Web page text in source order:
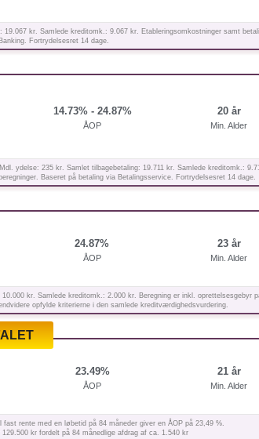
kr. Samlede kreditomk.: 9.067 kr. Etableringsomkostninger samt
Fortrydelsesret 14 dage.
14.73% - 24.87%
ÅOP
20 år
Min. Alder
ydelse: 235 kr. Samlet tilbagebetaling: 19.711 kr. Samlede kreditomk.:
Baseret på betaling via Betalingsservice. Fortrydelsesret 14 dage.
24.87%
ÅOP
23 år
Min. Alder
kr. Samlede kreditomk.: 2.000 kr. Beregning er inkl. oprettelsesgebyr
opfylde kriterierne i den samlede kreditværdighedsvurdering.
23.49%
ÅOP
21 år
Min. Alder
rente med en løbetid på 84 måneder giver en ÅOP på 23,49 %.
kr fordelt på 84 månedlige afdrag af ca. 1.540 kr